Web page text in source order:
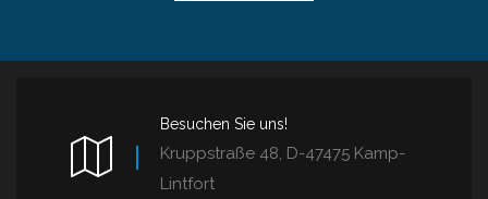
Besuchen Sie uns!
Kruppstraße 48, D-47475 Kamp-
Lintfort